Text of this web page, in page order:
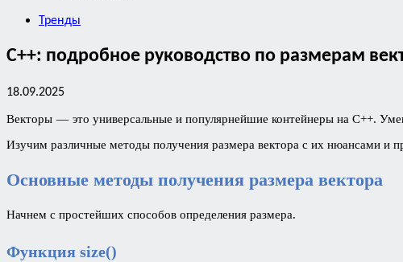
Тренды
C++: подробное руководство по размерам
18.09.2025
Векторы — это универсальные и популярнейшие контейнеры на C++.
Изучим различные методы получения размера вектора с их нюансами и
Основные методы получения размера вектора
Начнем с простейших способов определения размера.
Функция size()